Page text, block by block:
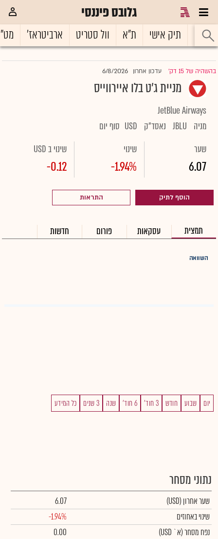
גלובס פיננסי
ראשי תיק אישי ת"א וול סטריט ארביטראז'
בהשהיה של 15 דק' |עדכון אחרון 6/8/2026
מניית ג'ט בלו איירווייס
JetBlue Airways
מניה
JBLU נאסד"ק USD סוף יום
שער
6.07
שינוי
-1.94%
שינוי ב USD
-0.12
הוסף לתיק התראות
תמצית עסקאות פורום חדשות
השוואה
יום שבוע חודש 3 חוד' 6 חוד' שנה 3 שנים כל המידע
נתוני מסחר
שער אחרון (USD)
6.07
שינוי באחוזים
-1.94%
נפח מסחר(א` USD)
0.00